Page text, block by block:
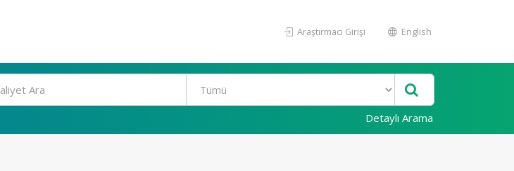
Araştırmacı Girişi English
Detaylı Arama